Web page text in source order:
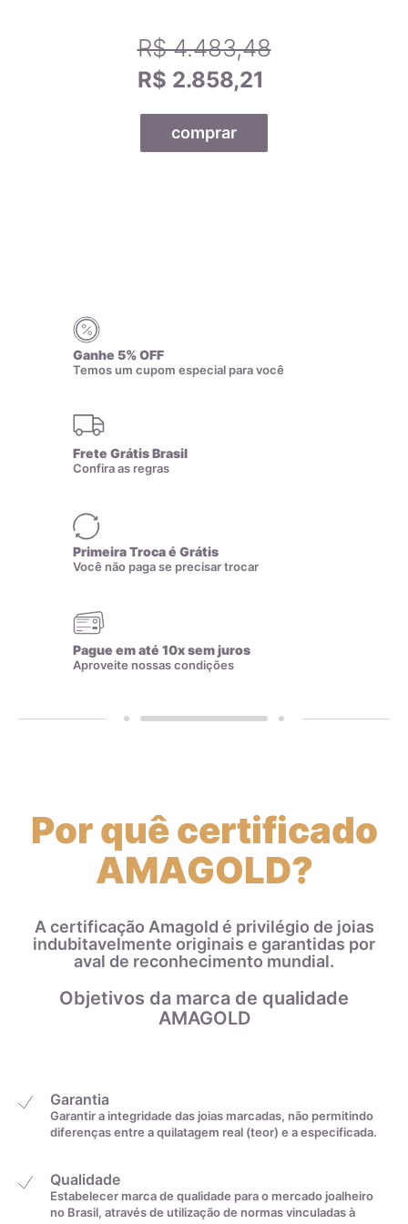
design e qualidade.
Cada peça com o selo AMAGOLD tem direito a um certificado
dado apenas a empresas que passam por uma rigorosa
análise, incluindo a verificação de sua forma de produção
para adequação aos critérios mais rígidos de qualidade.
Além do certificado da indústria, realizamos análises
frequentes em nossos produtos utilizando um espectrômetro
nas joias que produzimos. Comprar uma joia com a marca
AMAGOLD é investir em uma peça durável e de qualidade,
comprovada pelo selo de garantia e pelas análises feitas
regularmente em nossos produtos.
R$ 4.483,48
R$ 2.858,21
comprar
Ganhe 5% OFF
Temos um cupom especial para você
Frete Grátis Brasil
Confira as regras
Primeira Troca é Grátis
Você não paga se precisar trocar
Pague em até 10x sem juros
Aproveite nossas condições
Por quê certificado
AMAGOLD?
A certificação Amagold é privilégio de joias
indubitavelmente originais e garantidas por
aval de reconhecimento mundial.
Objetivos da marca de qualidade
AMAGOLD
Garantia
Garantir a integridade das joias marcadas, não permitindo
diferenças entre a quilatagem real (teor) e a especificada.
Qualidade
Estabelecer marca de qualidade para o mercado joalheiro
no Brasil, através de utilização de normas vinculadas à